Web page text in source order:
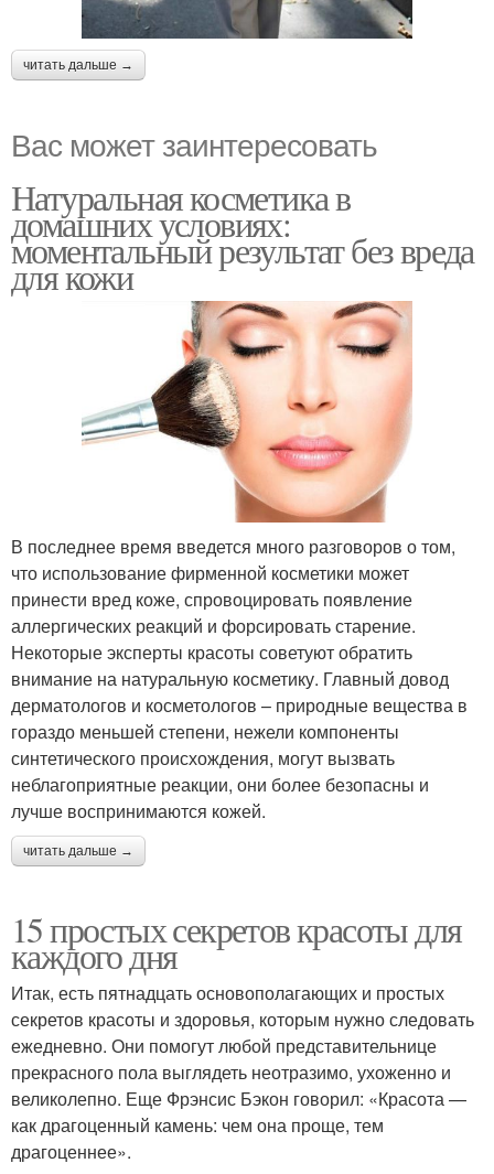
читать дальше →
Вас может заинтересовать
Натуральная косметика в
домашних условиях:
моментальный результат без вреда
для кожи
В последнее время введется много разговоров о том,
что использование фирменной косметики может
принести вред коже, спровоцировать появление
аллергических реакций и форсировать старение.
Некоторые эксперты красоты советуют обратить
внимание на натуральную косметику. Главный довод
дерматологов и косметологов – природные вещества в
гораздо меньшей степени, нежели компоненты
синтетического происхождения, могут вызвать
неблагоприятные реакции, они более безопасны и
лучше воспринимаются кожей.
читать дальше →
15 простых секретов красоты для
каждого дня
Итак, есть пятнадцать основополагающих и простых
секретов красоты и здоровья, которым нужно следовать
ежедневно. Они помогут любой представительнице
прекрасного пола выглядеть неотразимо, ухоженно и
великолепно. Еще Фрэнсис Бэкон говорил: «Красота —
как драгоценный камень: чем она проще, тем
драгоценнее».